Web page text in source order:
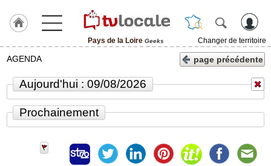
Pays de la Loire Geeks
Changer de territoire
J'adhère
ACCUEIL
Pays
de
AGENDA page précédente
Aujourd'hui : 09/08/2026
Prochainement